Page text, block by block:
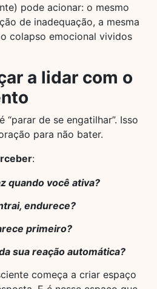
pode acionar: o mesmo
de inadequação, a mesma
colapso emocional vividos
a lidar com o
“parar de se engatilhar”. Isso
para não bater.
:
quando você ativa?
endurece?
primeiro?
sua reação automática?
começa a criar espaço